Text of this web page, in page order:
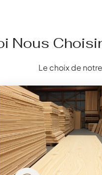
Nous
Le choix de